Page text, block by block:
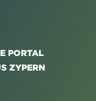
PORTAL
ZYPERN